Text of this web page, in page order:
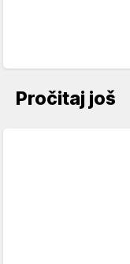
Pročitaj još